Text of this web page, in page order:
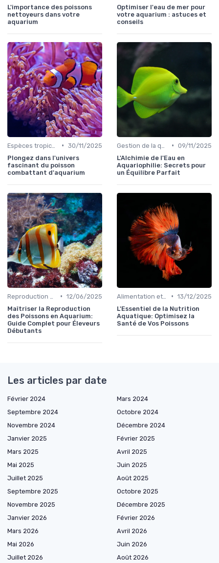
L'importance des poissons
nettoyeurs dans votre
aquarium
Optimiser l'eau de mer pour
votre aquarium : astuces et
conseils
• 30/11/2025
Plongez dans l'univers
fascinant du poisson
combattant d'aquarium
• 09/11/2025
L'Alchimie de l'Eau en
Aquariophilie: Secrets pour
un Équilibre Parfait
• 12/06/2025
Maîtriser la Reproduction
des Poissons en Aquarium:
Guide Complet pour Éleveurs
Débutants
• 13/12/2025
L'Essentiel de la Nutrition
Aquatique: Optimisez la
Santé de Vos Poissons
Les articles par date
Février 2024
Mars 2024
Septembre 2024
Octobre 2024
Novembre 2024
Décembre 2024
Janvier 2025
Février 2025
Mars 2025
Avril 2025
Mai 2025
Juin 2025
Juillet 2025
Août 2025
Septembre 2025
Octobre 2025
Novembre 2025
Décembre 2025
Janvier 2026
Février 2026
Mars 2026
Avril 2026
Mai 2026
Juin 2026
Juillet 2026
Août 2026